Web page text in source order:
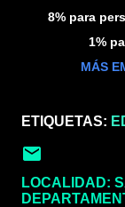
8% para
1%
MÁS
ETIQUETAS:
LOCALIDAD: